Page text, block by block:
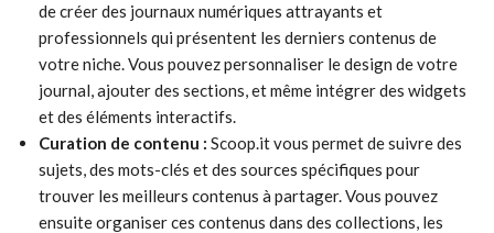
de créer des journaux numériques attrayants et
professionnels qui présentent les derniers contenus de
votre niche. Vous pouvez personnaliser le design de votre
journal, ajouter des sections, et même intégrer des widgets
et des éléments interactifs.
Curation de contenu : Scoop.it vous permet de suivre des
sujets, des mots-clés et des sources spécifiques pour
trouver les meilleurs contenus à partager. Vous pouvez
ensuite organiser ces contenus dans des collections, les